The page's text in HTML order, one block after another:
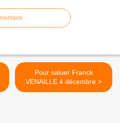
Pour saluer Franck
VENAILLE 4 décembre >